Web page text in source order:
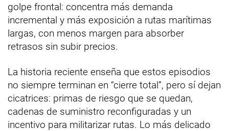
golpe frontal: concentra más demanda
incremental y más exposición a rutas marítimas
largas, con menos margen para absorber
retrasos sin subir precios.
La historia reciente enseña que estos episodios
no siempre terminan en “cierre total”, pero sí dejan
cicatrices: primas de riesgo que se quedan,
cadenas de suministro reconfiguradas y un
incentivo para militarizar rutas. Lo más delicado